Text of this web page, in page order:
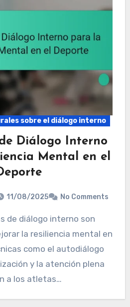
sobre el diálogo interno
Diálogo Interno
Mental en el
11/08/2025 No Comments
la resiliencia mental en
como el autodiálogo
y la atención plena
a los atletas…